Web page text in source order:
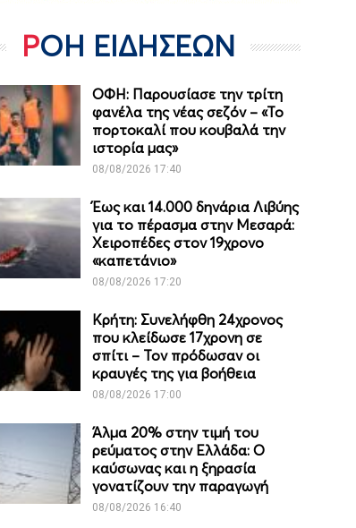
ΡΟΗ ΕΙΔΗΣΕΩΝ
ΟΦΗ: Παρουσίασε την τρίτη
φανέλα της νέας σεζόν – «Το
πορτοκαλί που κουβαλά την
ιστορία μας»
08/08/2026 17:40
Έως και 14.000 δηνάρια Λιβύης
για το πέρασμα στην Μεσαρά:
Χειροπέδες στον 19χρονο
«καπετάνιο»
08/08/2026 17:20
Κρήτη: Συνελήφθη 24χρονος
που κλείδωσε 17χρονη σε
σπίτι – Τον πρόδωσαν οι
κραυγές της για βοήθεια
08/08/2026 17:00
Άλμα 20% στην τιμή του
ρεύματος στην Ελλάδα: Ο
καύσωνας και η ξηρασία
γονατίζουν την παραγωγή
08/08/2026 16:40